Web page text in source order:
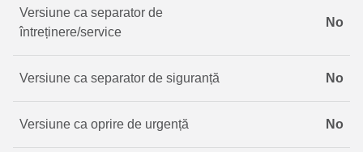
Versiune ca separator de
întreținere/service
No
Versiune ca separator de siguranță No
Versiune ca oprire de urgență No